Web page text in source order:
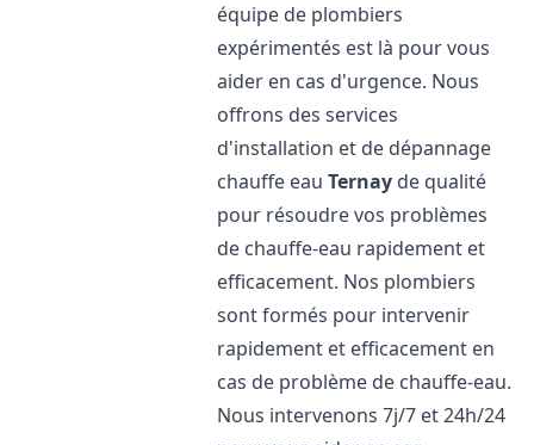
équipe de plombiers
expérimentés est là pour vous
aider en cas d'urgence. Nous
offrons des services
d'installation et de dépannage
chauffe eauTernay de qualité
pour résoudre vos problèmes
de chauffe-eau rapidement et
efficacement. Nos plombiers
sont formés pour intervenir
rapidement et efficacement en
cas de problème de chauffe-eau.
Nous intervenons 7j/7 et 24h/24